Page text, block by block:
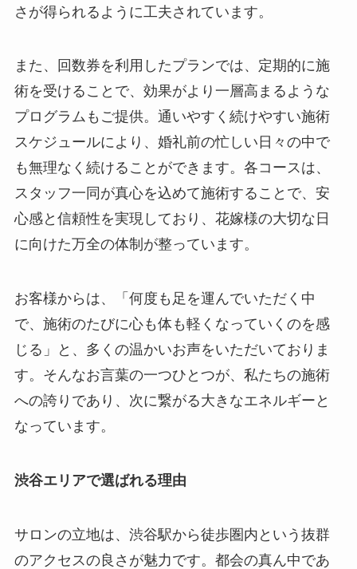
さが得られるように工夫されています。
また、回数券を利用したプランでは、定期的に施
術を受けることで、効果がより一層高まるような
プログラムもご提供。通いやすく続けやすい施術
スケジュールにより、婚礼前の忙しい日々の中で
も無理なく続けることができます。各コースは、
スタッフ一同が真心を込めて施術することで、安
心感と信頼性を実現しており、花嫁様の大切な日
に向けた万全の体制が整っています。
お客様からは、「何度も足を運んでいただく中
で、施術のたびに心も体も軽くなっていくのを感
じる」と、多くの温かいお声をいただいておりま
す。そんなお言葉の一つひとつが、私たちの施術
への誇りであり、次に繋がる大きなエネルギーと
なっています。
渋谷エリアで選ばれる理由
サロンの立地は、渋谷駅から徒歩圏内という抜群
のアクセスの良さが魅力です。都会の真ん中であ